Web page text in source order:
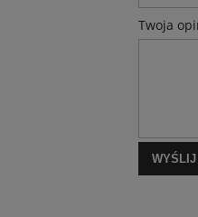
Twoja
WYŚLIJ